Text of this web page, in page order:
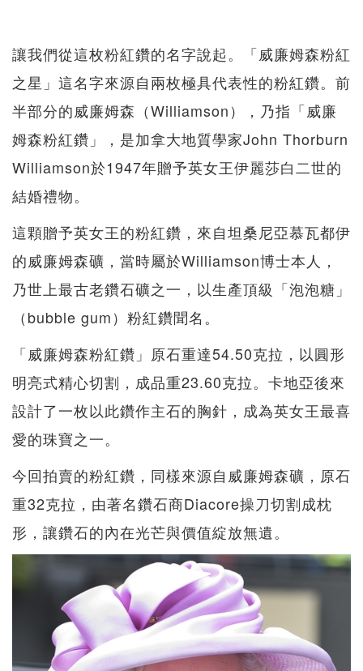
讓我們從這枚粉紅鑽的名字說起。「威廉姆森粉紅
之星」這名字來源自兩枚極具代表性的粉紅鑽。前
半部分的威廉姆森（Williamson），乃指「威廉
姆森粉紅鑽」，是加拿大地質學家John Thorburn
Williamson於1947年贈予英女王伊麗莎白二世的
結婚禮物。
這顆贈予英女王的粉紅鑽，來自坦桑尼亞慕瓦都伊
的威廉姆森礦，當時屬於Williamson博士本人，
乃世上最古老鑽石礦之一，以生產頂級「泡泡糖」
（bubble gum）粉紅鑽聞名。
「威廉姆森粉紅鑽」原石重達54.50克拉，以圓形
明亮式精心切割，成品重23.60克拉。卡地亞後來
設計了一枚以此鑽作主石的胸針，成為英女王最喜
愛的珠寶之一。
今回拍賣的粉紅鑽，同樣來源自威廉姆森礦，原石
重32克拉，由著名鑽石商Diacore操刀切割成枕
形，讓鑽石的內在光芒與價值綻放無遺。